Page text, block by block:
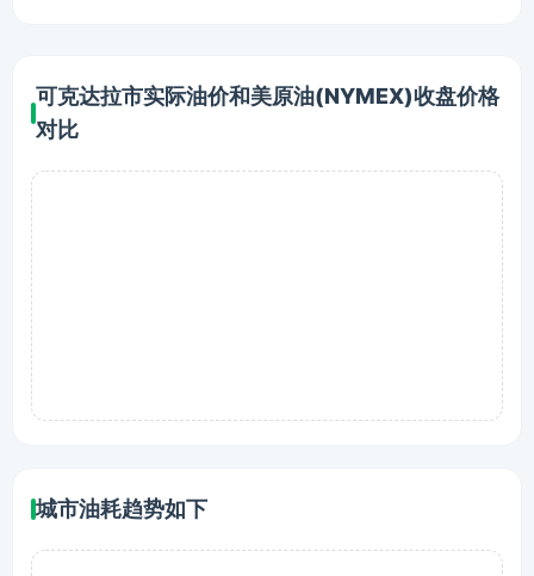
可克达拉市实际油价和美原油(NYMEX)收盘价格
对比
城市油耗趋势如下